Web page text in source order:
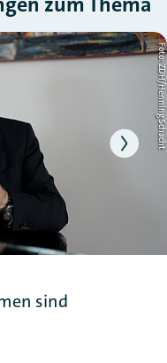
Foto: ZDH/Henning Schacht
sind